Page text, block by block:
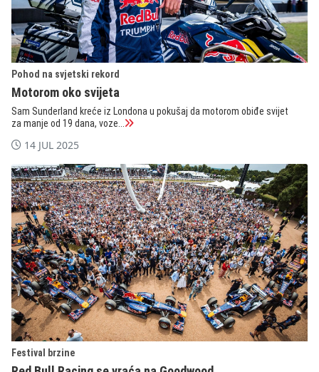
Pohod na svjetski rekord
Motorom oko svijeta
Sam Sunderland kreće iz Londona u pokušaj da motorom obiđe svijet
za manje od 19 dana, voze...
14 JUL 2025
Festival brzine